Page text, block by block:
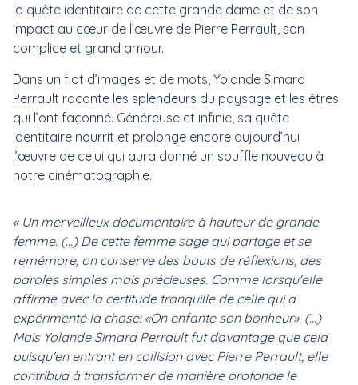
la quête identitaire de cette grande dame et de son
impact au cœur de l’œuvre de Pierre Perrault, son
complice et grand amour.
Dans un flot d’images et de mots, Yolande Simard
Perrault raconte les splendeurs du paysage et les êtres
qui l’ont façonné. Généreuse et infinie, sa quête
identitaire nourrit et prolonge encore aujourd’hui
l’œuvre de celui qui aura donné un souffle nouveau à
notre cinématographie.
« Un merveilleux documentaire à hauteur de grande
femme. (...) De cette femme sage qui partage et se
remémore, on conserve des bouts de réflexions, des
paroles simples mais précieuses. Comme lorsqu'elle
affirme avec la certitude tranquille de celle qui a
expérimenté la chose: «On enfante son bonheur». (...)
Mais Yolande Simard Perrault fut davantage que cela
puisqu'en entrant en collision avec Pierre Perrault, elle
contribua à transformer de manière profonde le